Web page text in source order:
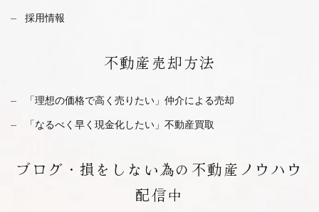
採用情報
不動産 売却方法
「理想の価格で高く売りたい」仲介による売却
「なるべく早く現金化したい」不動産買取
ブログ・ 損をしない為の不動産ノウハウ
配信中